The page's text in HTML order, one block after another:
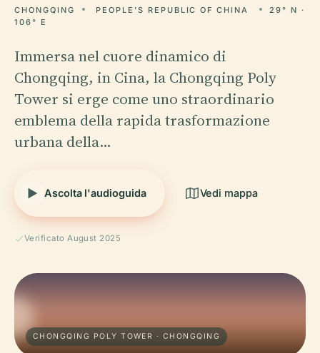
CHONGQING PEOPLE'S REPUBLIC OF CHINA
29° N ·
106° E
Immersa nel cuore dinamico di
Chongqing, in Cina, la Chongqing Poly
Tower si erge come uno straordinario
emblema della rapida trasformazione
urbana della…
Ascolta l'audioguida Vedi mappa
Verificato August 2025
CHONGQING POLY TOWER · CHONGQING